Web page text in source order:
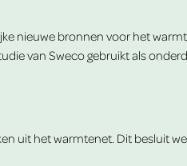
nieuwe bronnen voor het
van Sweco gebruikt als
uit het warmtenet. Dit besluit